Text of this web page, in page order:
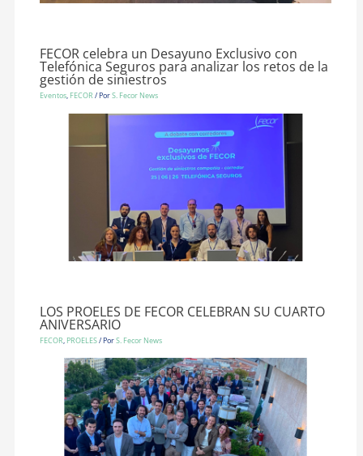
FECOR celebra un Desayuno Exclusivo con
Telefónica Seguros para analizar los retos de la
gestión de siniestros
Eventos, FECOR / PorS. Fecor News
LOS PROELES DE FECOR CELEBRAN SU CUARTO
ANIVERSARIO
FECOR PROELES/ PorS. Fecor News